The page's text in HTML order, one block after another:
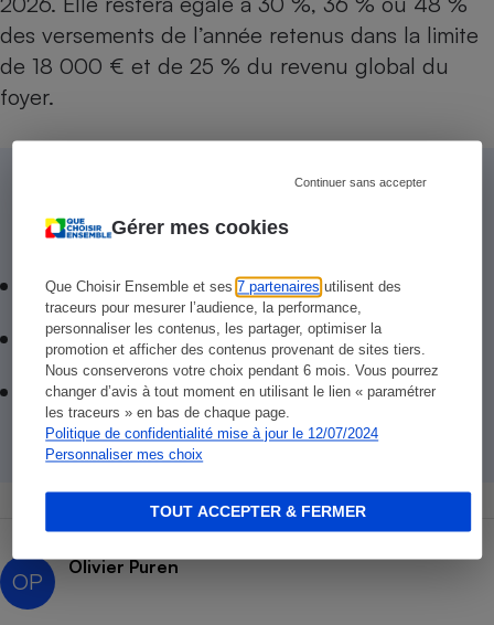
Gérer mes cookies
Que Choisir Ensemble et ses7 partenaires utilisent des
traceurs pour mesurer l’audience, la performance,
personnaliser les contenus, les partager, optimiser la
promotion et afficher des contenus provenant de sites tiers.
Nous conserverons votre choix pendant 6 mois. Vous pourrez
changer d’avis à tout moment en utilisant le lien « paramétrer
les traceurs » en bas de chaque page.
Politique de confidentialité mise à jour le 12/07/2024
Personnaliser mes choix
Continuer sans accepter
TOUT ACCEPTER & FERMER
des versements de l’année retenus dans la limite
de 18 000 € et de 25 % du revenu global du
foyer.
Lire aussi
Impôts - Ce qui vous attend en 2024
Impôts - Encore deux mois pour les réduire
Impôts - Moins de remises et plus de
contrôles
OP
Olivier Puren